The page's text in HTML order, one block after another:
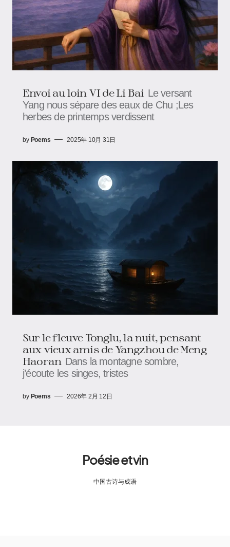
Envoi au loin VI de Li Bai Le versant
Yang nous sépare des eaux de Chu ;Les
herbes de printemps verdissent
by Poems 2025年 10月 31日
Sur le fleuve Tonglu, la nuit, pensant
aux vieux amis de Yangzhou de Meng
Haoran Dans la montagne sombre,
j’écoute les singes, tristes
by Poems 2026年 2月 12日
Poésie et vin
中国古诗与成语